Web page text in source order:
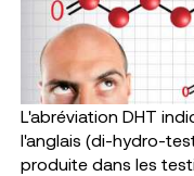
L'abréviation DHT
l'anglais (di-hydro-
produite dans les